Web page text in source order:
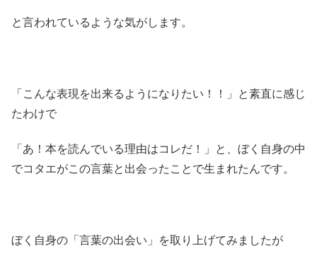
と言われているような気がします。
「こんな表現を出来るようになりたい！！」と素直に感じ
たわけで
「あ！本を読んでいる理由はコレだ！」と、ぼく自身の中
でコタエがこの言葉と出会ったことで生まれたんです。
ぼく自身の「言葉の出会い」を取り上げてみましたが